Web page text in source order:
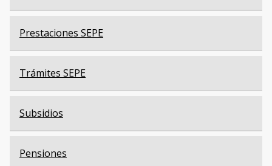
Prestaciones SEPE
Trámites SEPE
Subsidios
Pensiones